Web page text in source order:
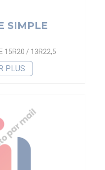
SIMPLE
15R20 / 13R22,5
PLUS